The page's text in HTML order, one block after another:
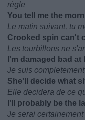
règle
You tell me the
Le matin suivant, tu
Crooked spin can't
Les tourbillons ne
I'm damaged bad at
Je suis
She'll decide what
Elle decidera de ce
I'll probably be the
Je serai